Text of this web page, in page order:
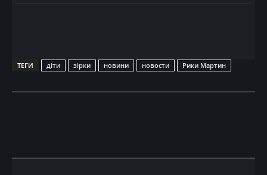
ТЕГИ діти зірки новини новости Рики Мартин